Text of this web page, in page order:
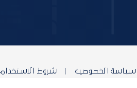
سياسة الخصوصية شروط الاستخدام